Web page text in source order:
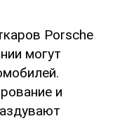
Porsche
могут
и